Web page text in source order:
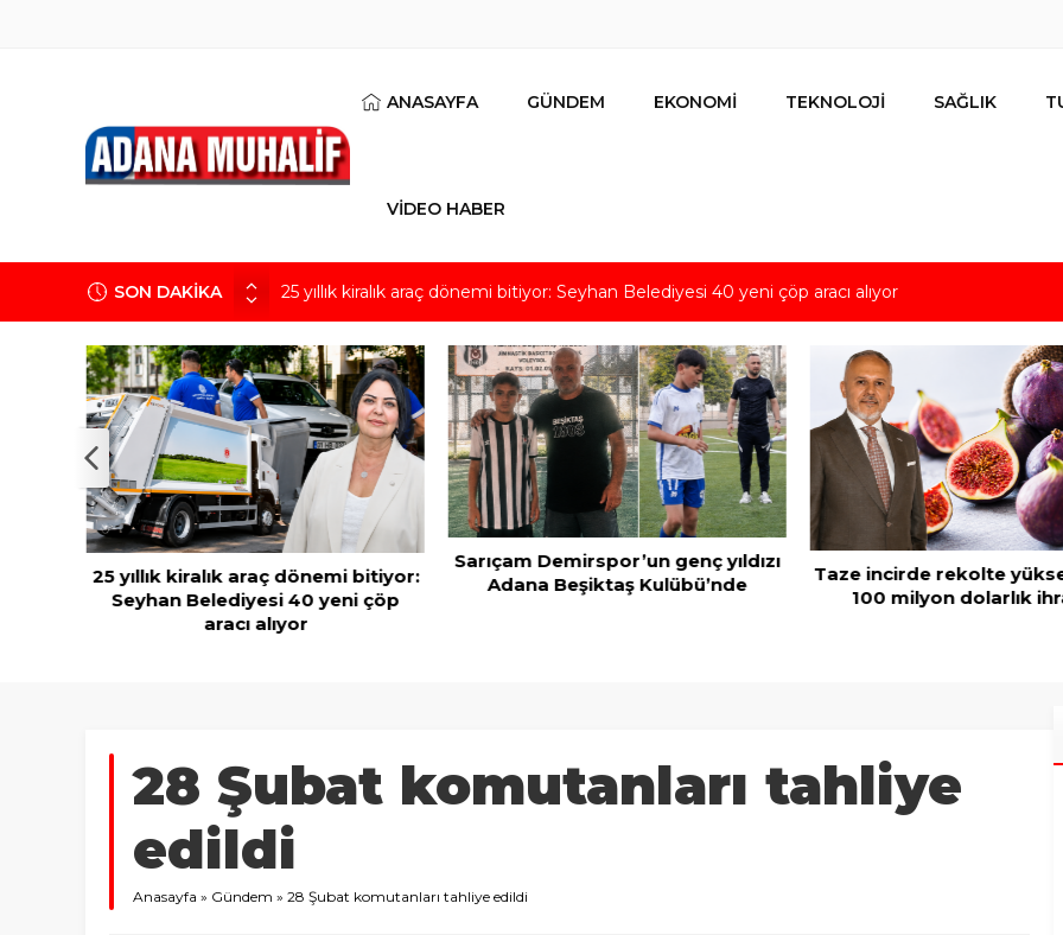
ANASAYFA GÜNDEM EKONOMİ TEKNOLOJİ SAĞLIK
VİDEO HABER
SON DAKİKA
25 yıllık kiralık araç dönemi bitiyor: Seyhan Belediyesi 40 yeni çöp aracı alıyor
Sarıçam Demirspor’un genç yıldızı Adana Beşiktaş Kulübü’nde
Taze incirde rekolte yüksek, hedef 100 milyon dolarlık ihracat!
CHP’li Fırat Yeni Parti’yle ilgili konuştu: “Ganimet üzerine kurulmuş, uluslararası güçlerin sufle
verdiği bir parti”
Bir lahmacun yalnızca bir lahmacun değildir
25 yıllık kiralık araç dönemi bitiyor:
Seyhan Belediyesi 40 yeni çöp
aracı alıyor
Sarıçam Demirspor’un genç yıldızı
Adana Beşiktaş Kulübü’nde
Taze incirde rekolte
100 milyon dolarlık
28 Şubat komutanları tahliye
edildi
Anasayfa » Gündem » 28 Şubat komutanları tahliye edildi